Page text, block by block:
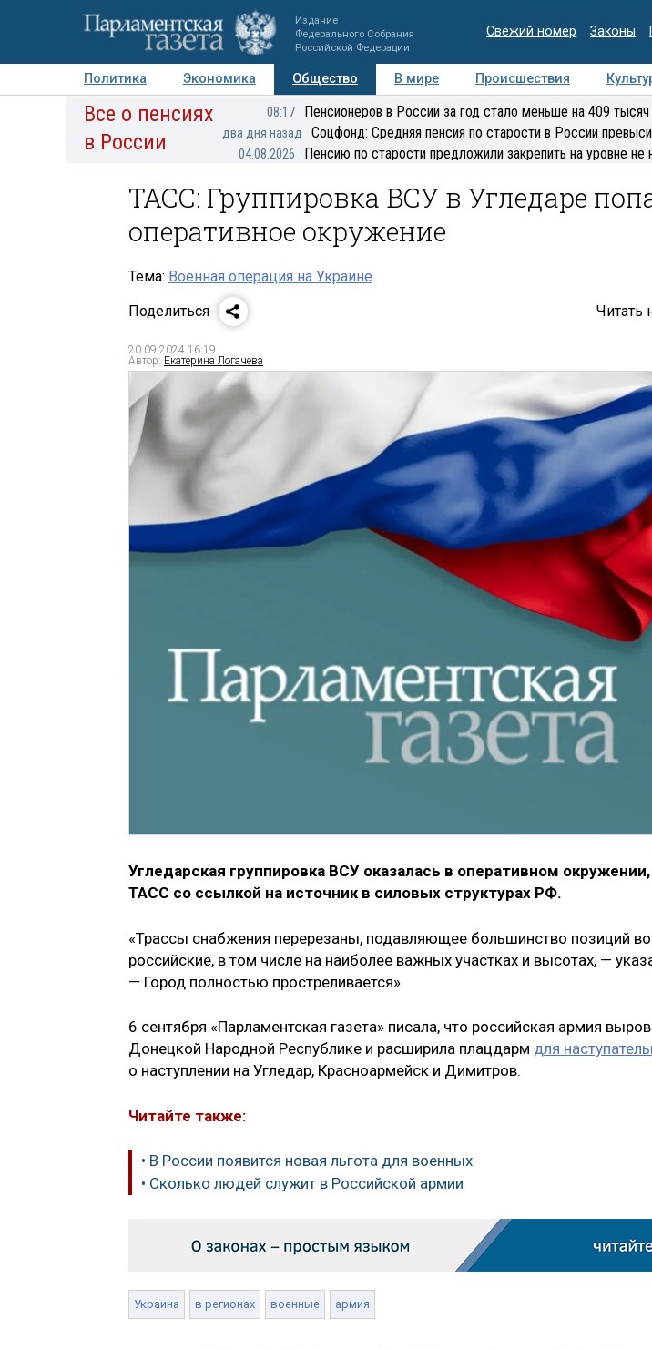
Издание
Федерального Собрания
Российской Федерации
Свежий номер Законы
Политика Экономика Общество В мире Происшествия
Авторы Персоны Мнения Регионы Медиацентр Интервью
Все о пенсиях
в России
08:17 Пенсионеров в России за год стало меньше на 409 тысяч
два дня назад Соцфонд: Средняя пенсия по старости в России
04.08.2026 Пенсию по старости предложили закрепить на уровне не
ТАСС: Группировка ВСУ в Угледаре
оперативное окружение
Тема: Военная операция на Украине
Поделиться
Читать
20.09.2024 16:19
Автор: Екатерина Логачева
Угледарская группировка ВСУ оказалась в оперативном
ТАСС со ссылкой на источник в силовых структурах РФ.
«Трассы снабжения перерезаны, подавляющее большинство позиций
российские, в том числе на наиболее важных участках и высотах, —
— Город полностью простреливается».
6 сентября «Парламентская газета» писала, что российская армия
Донецкой Народной Республике и расширила плацдарм для
о наступлении на Угледар, Красноармейск и Димитров.
Читайте также:
• В России появится новая льгота для военных
• Сколько людей служит в Российской армии
Украина в регионах военные армия